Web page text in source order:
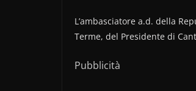
L’ambasciatore a.d. della
Terme, del Presidente di
Pubblicità